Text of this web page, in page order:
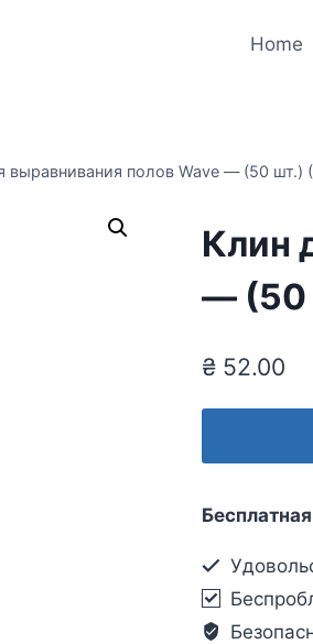
Home
выравнивания полов Wave — (50 шт.)
Клин
— (50
₴52.00